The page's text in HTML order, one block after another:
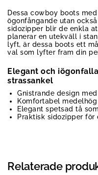
Dessa cowboy boots
ögonfångande utan
sidozipper blir de enkla
planerar en utekväll i
lyft, är dessa boots ett
val som lyfter fram din
Elegant och
strassankel
Gnistrande design
Komfortabel
Elegant spetsad tå
Praktisk sidozipper
Relaterade